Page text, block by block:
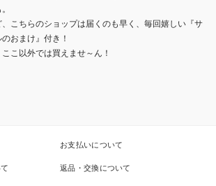
、こちらのショップは届くのも早く、毎回嬉しい『サ
おまけ』付き！
ここ以外では買えませ～ん！
お支払いについて
返品・交換について